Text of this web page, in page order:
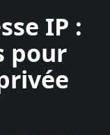
IP :
pour